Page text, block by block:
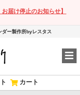
届け停止のお知らせ】
ー製作所byレスタス
カート